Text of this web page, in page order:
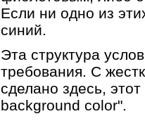
Если ни одно из
синий.
Эта структура
требования. С
сделано здесь,
background color".